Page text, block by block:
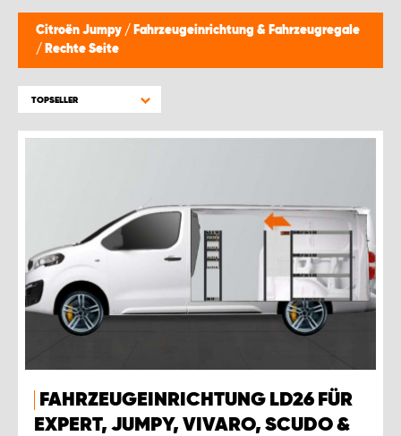
Citroën Jumpy / Fahrzeugeinrichtung & Fahrzeugregale
/ Rechte Seite
TOPSELLER
FAHRZEUGEINRICHTUNG LD26 FÜR
EXPERT, JUMPY, VIVARO, SCUDO &
SCHAURAUM ÖSTERREICH